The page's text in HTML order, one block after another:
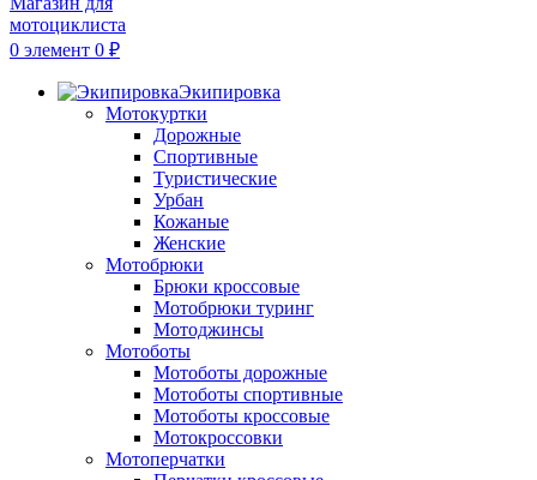
0 элемент 0 ₽
Экипировка
Мотокуртки
Дорожные
Спортивные
Туристические
Урбан
Кожаные
Женские
Мотобрюки
Брюки кроссовые
Мотобрюки туринг
Мотоджинсы
Мотоботы
Мотоботы дорожные
Мотоботы спортивные
Мотоботы кроссовые
Мотокроссовки
Мотоперчатки